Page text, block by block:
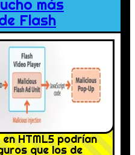
más
Flash
HTML5 podrían
que los de